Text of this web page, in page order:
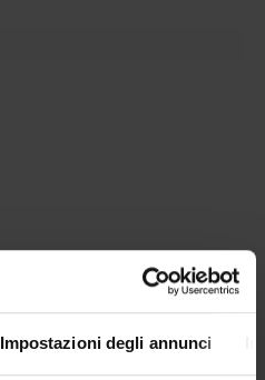
Impostazioni degli annunci